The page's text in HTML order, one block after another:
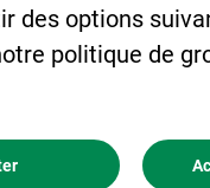
des options
politique de